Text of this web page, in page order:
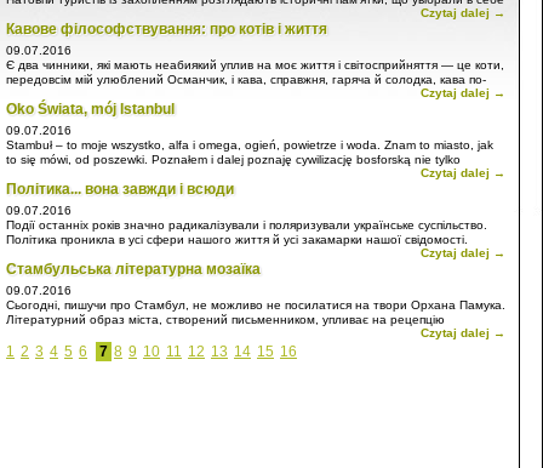
найкраще з багатьох культур і двох цивілізацій. Тут, як і в багатьох містах
Іберійського півострова, берберсько-ісламська культура накладається на
Czytaj dalej →
Кавове філософствування: про котів і життя
09.07.2016
Є два чинники, які мають неабиякий уплив на моє життя і світосприйняття — це коти,
передовсім мій улюблений Османчик, і кава, справжня, гаряча й солодка, кава по-
турецьки. Зазвичай мій ранок починається з муркання смугастої істоти і горнятка
коричневої запашної суміші.
Czytaj dalej →
Oko Świata, mój Istanbul
09.07.2016
Stambuł – to moje wszystko, alfa i omega, ogień, powietrze i woda. Znam to miasto, jak
to się mówi, od poszewki. Poznałem i dalej poznaję cywilizację bosforską nie tylko
oczami, a może przede wszystkim, sercem i rozumem. Oto kilka moich publikacji, które
umieściłem na Facebooku.
Czytaj dalej →
Політика... вона завжди і всюди
09.07.2016
Події останніх років значно радикалізували і поляризували українське суспільство.
Політика проникла в усі сфери нашого життя й усі закамарки нашої свідомості.
Звичайно, це відбилося й на моїх постах на Фесбуку. Читайте, думайте,
сперечайтеся.
Czytaj dalej →
Стамбульська літературна мозаїка
09.07.2016
Сьогодні, пишучи про Стамбул, не можливо не посилатися на твори Орхана Памука.
Літературний образ міста, створений письменником, упливає на рецепцію
Стамбула. Не тільки на мою рецепцію, а й усіх сучасників, які читали прозу Памука.
Czytaj dalej →
1 2 3 4 5 6 7 8 9 10 11 12 13 14 15 16